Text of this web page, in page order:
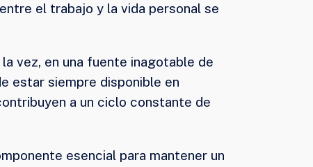
el trabajo y la vida personal se
vez, en una fuente inagotable de
estar siempre disponible en
a un ciclo constante de
esencial para mantener un